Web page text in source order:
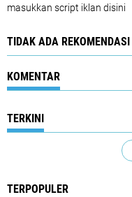
masukkan script iklan disini
TIDAK ADA REKOMENDASI
KOMENTAR
TERKINI
TERPOPULER